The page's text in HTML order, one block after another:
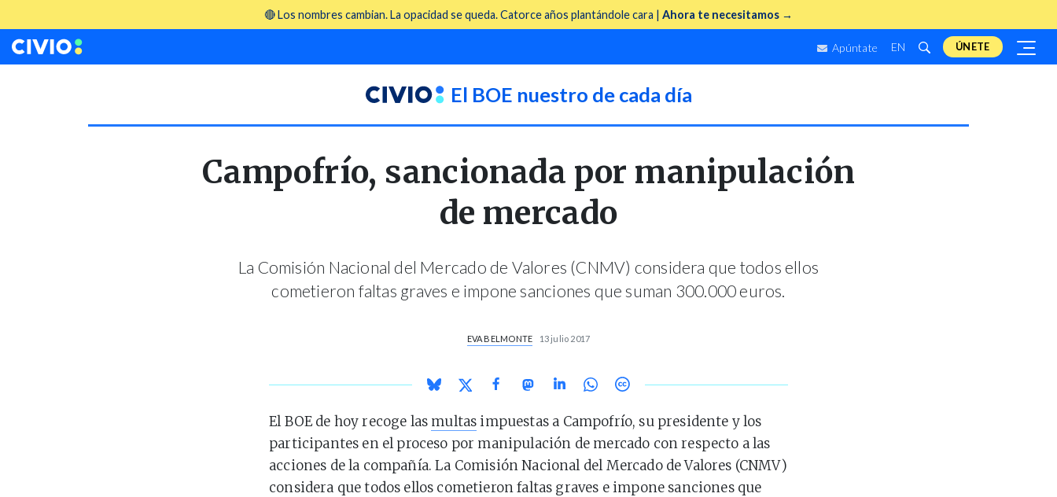
🔴 Los nombres cambian. La opacidad se queda. Catorce años plantándole cara | Ahora te necesitamos →
Apúntate EN ÚNETE
El BOE nuestro de cada día
Campofrío, sancionada por manipulación
de mercado
La Comisión Nacional del Mercado de Valores (CNMV) considera que todos ellos
cometieron faltas graves e impone sanciones que suman 300.000 euros.
EVA BELMONTE 13 julio 2017
El BOE de hoy recoge las multasimpuestas a Campofrío, su presidente y los
participantes en el proceso por manipulación de mercado con respecto a las
acciones de la compañía. La Comisión Nacional del Mercado de Valores (CNMV)
considera que todos ellos cometieron faltas graves e impone sanciones que